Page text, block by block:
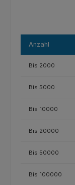
Anzahl
Bis 2000
Bis 5000
Bis 10000
Bis 20000
Bis 50000
Bis 100000